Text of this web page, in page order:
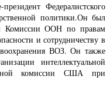
Федералистского
политики.Он был
Комиссии ООН по правам
и сотрудничеству в
ВОЗ. Он также
интеллектуальной
комиссии США при